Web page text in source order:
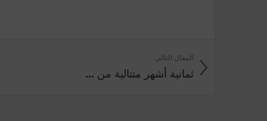
المقال التالي
ثمانية أشهر متتالية من ...